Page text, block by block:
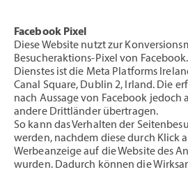
Facebook Pixel
Diese Website nutzt zur
Besucheraktions-Pixel von
Dienstes ist die Meta Platforms
Canal Square, Dublin 2, Irland. Die
nach Aussage von Facebook jedoch
andere Drittländer übertragen.
So kann das Verhalten der
werden, nachdem diese durch Klick
Werbeanzeige auf die Website des
wurden. Dadurch können die